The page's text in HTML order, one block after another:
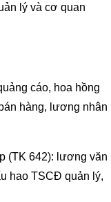
lý và cơ quan
cáo, hoa hồng
hàng, lương nhân
(TK 642): lương văn
hao TSCĐ quản lý,